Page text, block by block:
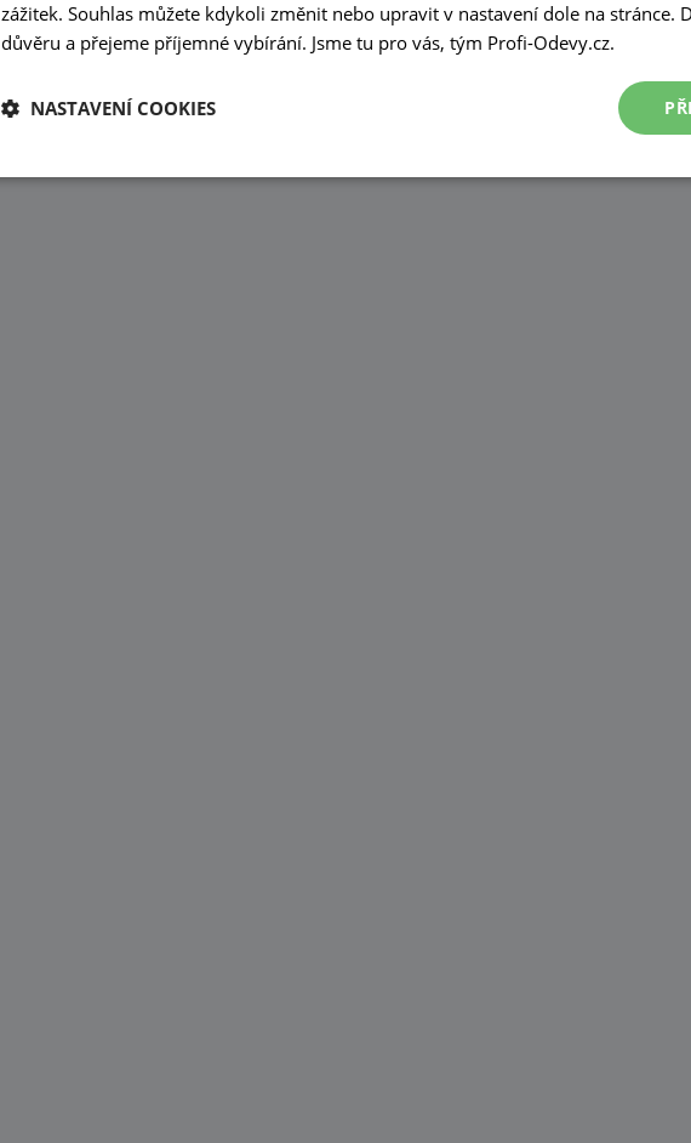
zážitek. Souhlas můžete kdykoli změnit nebo upravit v nastavení dole na stránce.
důvěru a přejeme příjemné vybírání. Jsme tu pro vás, tým Profi-Odevy.cz.
NASTAVENÍ COOKIES